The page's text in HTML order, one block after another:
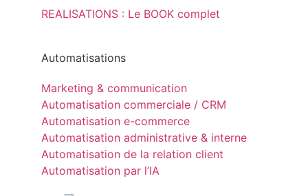
REALISATIONS : Le BOOK complet
Automatisations
Marketing & communication
Automatisation commerciale / CRM
Automatisation e-commerce
Automatisation administrative & interne
Automatisation de la relation client
Automatisation par l’IA